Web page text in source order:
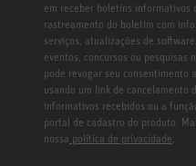
em receber boletins informativos
rastreamento do boletim com
serviços, atualizações de
eventos, concursos ou pesquisas
pode revogar seu consentimento
usando um link de cancelamento
informativos recebidos ou a
portal de cadastro do produto.
nossa política de privacidade.